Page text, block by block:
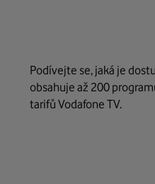
Podívejte se, jaká je
obsahuje až 200
tarifů Vodafone TV.